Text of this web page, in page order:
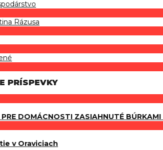
Rázusa
PRÍSPEVKY
DOMÁCNOSTI ZASIAHNUTÉ
v Oraviciach